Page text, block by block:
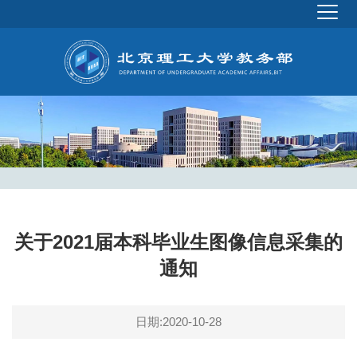
关于2021届本科毕业生图像信息采集的
通知
日期:2020-10-28